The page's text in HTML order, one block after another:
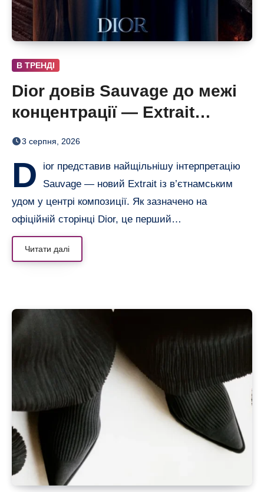
В ТРЕНДІ
Dior довів Sauvage до межі
концентрації — Extrait
дозріває 42 дні
3 серпня, 2026
D
ior представив найщільнішу інтерпретацію
Sauvage — новий Extrait із в’єтнамським
удом у центрі композиції. Як зазначено на
офіційній сторінці Dior, це перший…
Читати далі